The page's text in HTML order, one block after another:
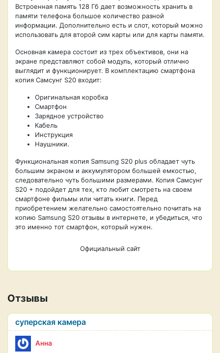
Встроенная память 128 Гб дает возможность хранить в
памяти телефона большое количество разной
информации. Дополнительно есть и слот, который можно
использовать для второй сим карты или для карты памяти.
Основная камера состоит из трех объективов, они на
экране представляют собой модуль, который отлично
выглядит и функционирует. В комплектацию смартфона
копия Самсунг S20 входит:
Оригинальная коробка
Смартфон
Зарядное устройство
Кабель
Инструкция
Наушники.
Функциональная копия Samsung S20 plus обладает чуть
большим экраном и аккумулятором большей емкостью,
следовательно чуть большими размерами. Копия Самсунг
S20 + подойдет для тех, кто любит смотреть на своем
смартфоне фильмы или читать книги. Перед
приобретением желательно самостоятельно почитать на
копию Samsung S20 отзывы в интернете, и убедиться, что
это именно тот смартфон, который нужен.
Официальный сайт
Отзывы
суперская камера
Анна